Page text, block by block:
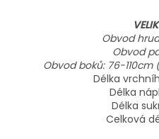
Obvod
Obvod
Obvod boků: 76-
Délka
Délka
Délka
Celková